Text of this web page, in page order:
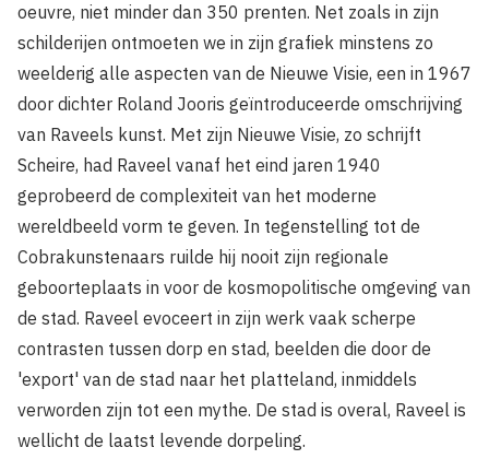
oeuvre, niet min­der dan 350 prenten. Net zoals in zijn
schilderijen ontmoeten we in zijn grafiek minstens zo
weelderig alle aspecten van de Nieuwe Visie, een in 1967
door dichter Roland Jooris geïntroduceerde omschrijving
van Raveels kunst. Met zijn Nieuwe Visie, zo schrijft
Scheire, had Ra­veel vanaf het eind jaren 1940
geprobeerd de complexiteit van het moderne
wereldbeeld vorm te geven. In tegenstelling tot de
Cobra­kunstenaars ruilde hij nooit zijn regionale
geboorteplaats in voor de kosmopolitische omgeving van
de stad. Raveel evoceert in zijn werk vaak scherpe
contrasten tussen dorp en stad, beelden die door de
'export' van de stad naar het platteland, inmiddels
verworden zijn tot een mythe. De stad is overal, Raveel is
wellicht de laatst levende dorpeling.